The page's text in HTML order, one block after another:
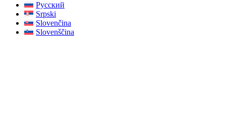
Русский
Srpski
Slovenčina
Slovenščina